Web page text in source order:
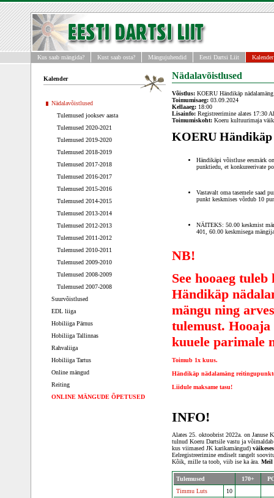
Kus saab mängida? Kust saab osta? Mängujuhendid Eesti Dartsi Liit Kalender
Kalender
Nädalavõistlused
Tulemused jooksev aasta
Tulemused 2020-2021
Tulemused 2019-2020
Tulemused 2018-2019
Tulemused 2017-2018
Tulemused 2016-2017
Tulemused 2015-2016
Tulemused 2014-2015
Tulemused 2013-2014
Tulemused 2012-2013
Tulemused 2011-2012
Tulemused 2010-2011
Tulemused 2009-2010
Tulemused 2008-2009
Tulemused 2007-2008
Suurvõistlused
EDL liiga
Hobiliiga Pärnus
Hobiliiga Tallinnas
Rahvaliiga
Hobiliiga Tartus
Online mängud
Reiting
ONLINE MÄNGUDE ÕPETUSED
Nädalavõistlused
Võistlus: KOERU Händikäp
Toimumisaeg: 03.09.2024
Kellaaeg: 18:00
Lisainfo: Registreerimine alates 17:30
Toimumiskoht: Koeru kultuurimaja
KOERU
Händikäpi võistluse eesmärk
punktiedu, et konkureerivate
Vastavalt oma tasemele saad
punkt keskmises võrdub 10
NÄITEKS: 50.00 keskmist
401, 60.00 keskmisega
NB!
See hooaeg
Händikäp
mängu ning
tulemust.
kuuele parimale
Toimub 1x kuus.
Händikäp nädalamäng
Liidule maksame tasu!
INFO!
Alates 25. oktoobrist 2022a. on Januse
tulnud Koeru Dartsile vastu ja
kus viimased JK karikamängud)
Eelregistreerimine endiselt rangelt
Kõik, mille ta toob, viib ise ka ära. Meil
Tulemused 170+
Timmu Luts
10